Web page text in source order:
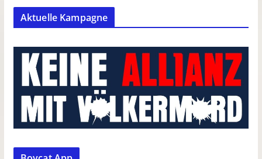
Aktuelle Kampagne